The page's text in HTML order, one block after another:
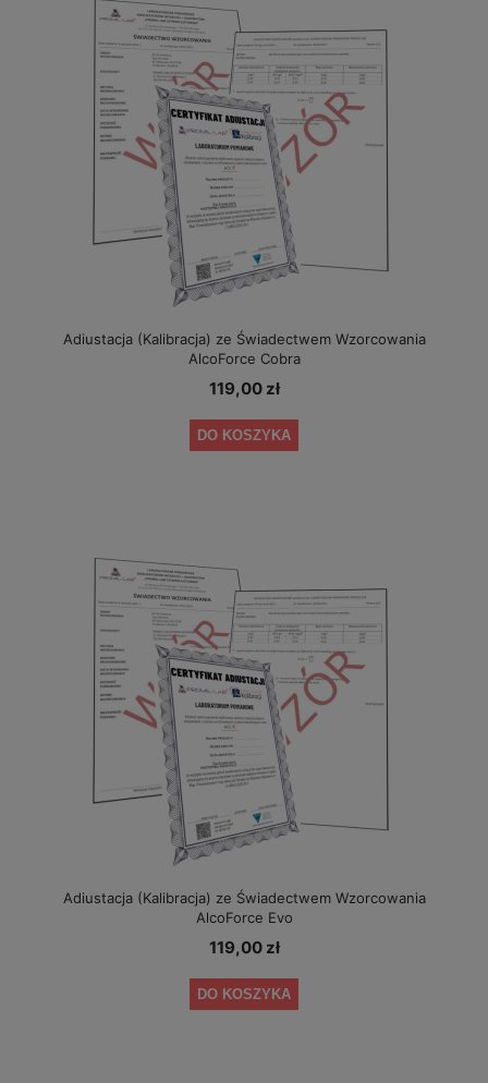
Adiustacja (Kalibracja) ze Świadectwem Wzorcowania
AlcoForce Cobra
119,00 zł
DO KOSZYKA
Adiustacja (Kalibracja) ze Świadectwem Wzorcowania
AlcoForce Evo
119,00 zł
DO KOSZYKA